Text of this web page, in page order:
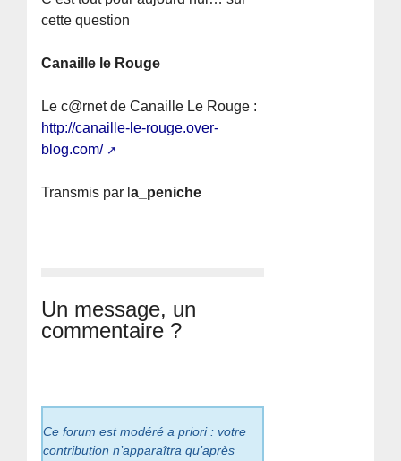
cette question
Canaille le Rouge
Le c@rnet de Canaille Le Rouge :
http://canaille-le-rouge.over-
blog.com/
Transmis par la_peniche
Un message, un
commentaire ?
Ce forum est modéré a priori : votre
contribution n’apparaîtra qu’après